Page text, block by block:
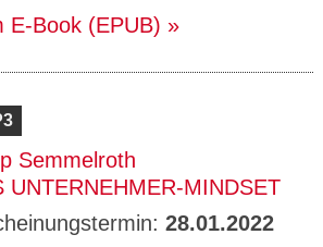
E-Book (EPUB)
Semmelroth
UNTERNEHMER-MINDSET
28.01.2022